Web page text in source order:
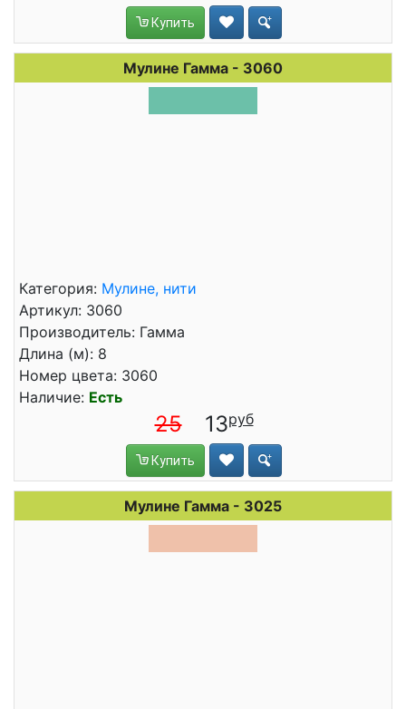
Купить
Мулине Гамма - 3060
Категория: Мулине, нити
Артикул: 3060
Производитель: Гамма
Длина (м): 8
Номер цвета: 3060
Наличие: Есть
25 13
Купить
Мулине Гамма - 3025